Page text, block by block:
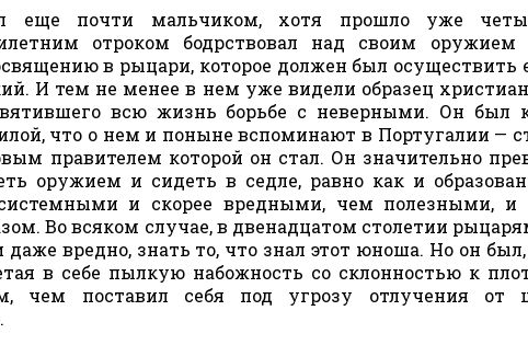
еще почти мальчиком, хотя прошло уже
отроком бодрствовал над своим
в рыцари, которое должен был осуществить
И тем не менее в нем уже видели образец
всю жизнь борьбе с неверными. Он был
что о нем и поныне вспоминают в Португалии —
правителем которой он стал. Он значительно
оружием и сидеть в седле, равно как и
и скорее вредными, чем полезными, и
Во всяком случае, в двенадцатом столетии
даже вредно, знать то, что знал этот юноша. Но он
в себе пылкую набожность со склонностью к
чем поставил себя под угрозу отлучения